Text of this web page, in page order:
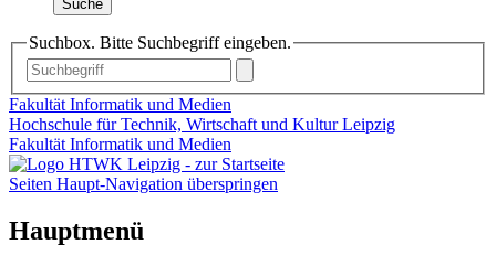
Suche
Suchbox. Bitte Suchbegriff eingeben.
Fakultät Informatik und Medien
Hochschule für Technik, Wirtschaft und Kultur Leipzig
Fakultät Informatik und Medien
Seiten Haupt-Navigation überspringen
Hauptmenü